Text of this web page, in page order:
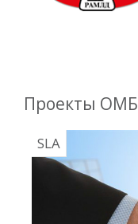
Проекты ОМБ
SLA